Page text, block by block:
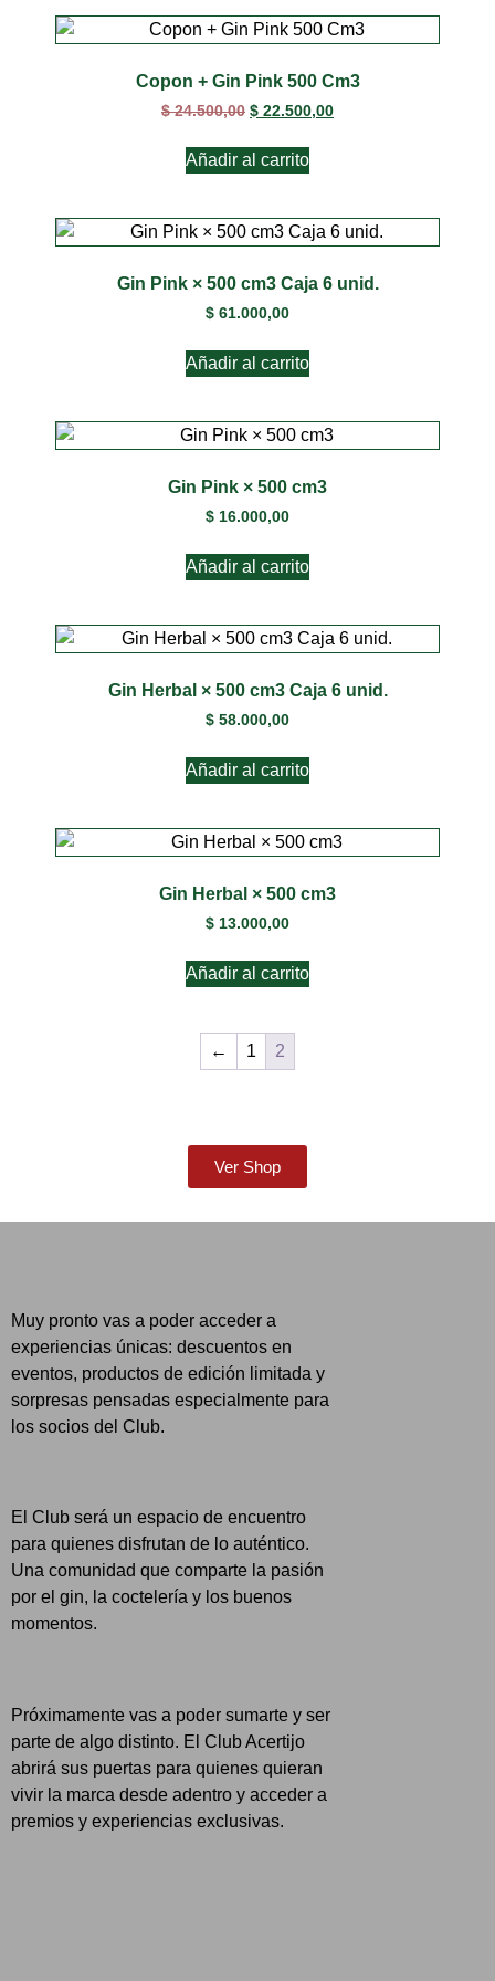
Copon + Gin Pink 500 Cm3
$24.500,00 $ 22.500,00
Añadir al carrito
Gin Pink × 500 cm3 Caja 6 unid.
$ 61.000,00
Añadir al carrito
Gin Pink × 500 cm3
$ 16.000,00
Añadir al carrito
Gin Herbal × 500 cm3 Caja 6 unid.
$ 58.000,00
Añadir al carrito
Gin Herbal × 500 cm3
$ 13.000,00
Añadir al carrito
← 1 2
Ver Shop
Muy pronto vas a poder acceder a
experiencias únicas: descuentos en
eventos, productos de edición limitada y
sorpresas pensadas especialmente para
los socios del Club.
El Club será un espacio de encuentro
para quienes disfrutan de lo auténtico.
Una comunidad que comparte la pasión
por el gin, la coctelería y los buenos
momentos.
Próximamente vas a poder sumarte y ser
parte de algo distinto. El Club Acertijo
abrirá sus puertas para quienes quieran
vivir la marca desde adentro y acceder a
premios y experiencias exclusivas.